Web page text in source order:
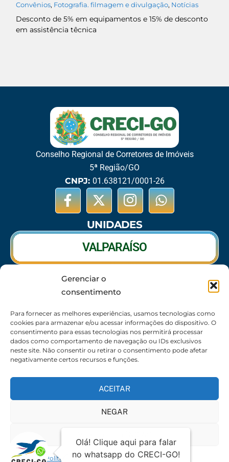
Gerenciar o
consentimento
Para fornecer as melhores experiências, usamos tecnologias como
cookies para armazenar e/ou acessar informações do dispositivo. O
consentimento para essas tecnologias nos permitirá processar
dados como comportamento de navegação ou IDs exclusivos
neste site. Não consentir ou retirar o consentimento pode afetar
negativamente certos recursos e funções.
ACEITAR
NEGAR
Política de CookiesDeclaração de privacidade
Convênios, Fotografia. filmagem e divulgação, Notícias
Desconto de 5% em equipamentos e 15% de desconto
em assistência têcnica
Conselho Regional de Corretores de Imóveis
5ª Região/GO
CNPJ: 01.638121/0001-26
UNIDADES
VALPARAÍSO
RIO VERDE
CALDAS NOVAS
SEDE
62 3095-6530 / 62 3236-7350 / 62 99643-1994
(Somente WhatsApp)
Atendimento:8:30h às 17:30h
Rua 56 – Palácio dos Colibris, N° 390,
Jardim Goiás, Goiânia-GO, CEP 74810240